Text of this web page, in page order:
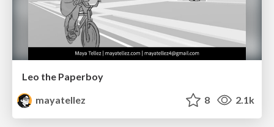
Leo the Paperboy
mayatellez
8 2.1k